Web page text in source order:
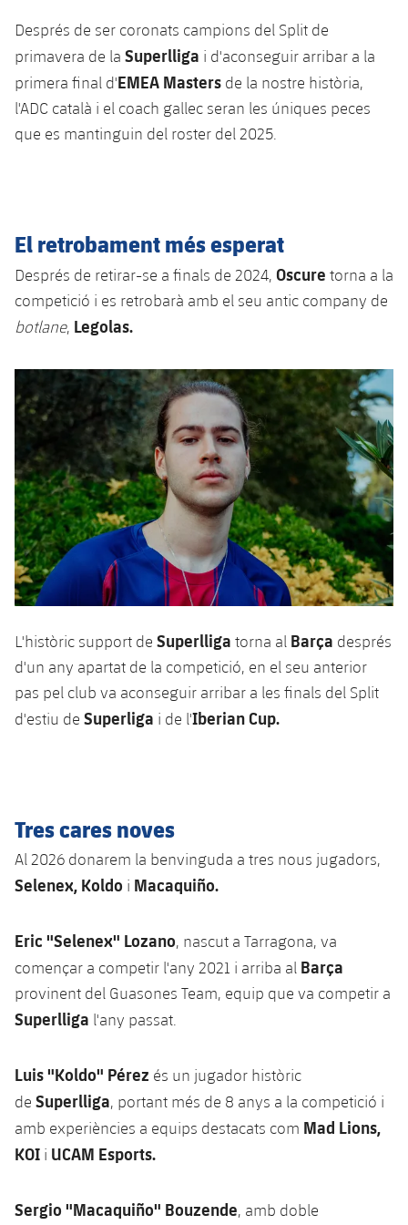
Fotos
Història
Palmarès
Juvenil
Infantil
Aleví
Notícies
Atletisme
plusicon
més
Actualitat
Masculí
Bàsquet en cadira de rodes
plusicon
més
Actualitat
Resultats
Classificació
Hockey gel
plusicon
més
Calendari
Resultats
Notícies
Hockey Herba Masculí
Hockey Herba Femení
Patinatge artístic
plusicon
més
Actualitat
Plantilla
Agenda
Escola de Patinatge
Rugby
plusicon
més
Actualitat
Jugadors
Calendari
Resultats
Classificació
Fotos
Voleibol
plusicon
Notícies
Voleibol masculí
Voleibol femení
Apunta't a les amateurs
plusicon
més
Apunta't a les amateurs
Carnet de l'Esportista Amateur
PLUSICON
MÉS
League of Legends
VALORANT Rising
eFootball
Després de ser coronats campions del Split de
primavera de la Superlliga i d'aconseguir arribar a la
primera final d'EMEA Masters de la nostre història,
l'ADC català i el coach gallec seran les úniques peces
que es mantinguin del roster del 2025.
El retrobament més esperat
Després de retirar-se a finals de 2024, Oscure torna a la
competició i es retrobarà amb el seu antic company de
botlane, Legolas.
L'històric support de Superlliga torna al Barça després
d'un any apartat de la competició, en el seu anterior
pas pel club va aconseguir arribar a les finals del Split
d'estiu de Superliga i de l'Iberian Cup.
Tres cares noves
Al 2026 donarem la benvinguda a tres nous jugadors,
Selenex, Koldo i Macaquiño.
Eric "Selenex" Lozano, nascut a Tarragona, va
començar a competir l'any 2021 i arriba al Barça
provinent del Guasones Team, equip que va competir a
Superlliga l'any passat.
Luis "Koldo" Pérez és un jugador històric
de Superlliga, portant més de 8 anys a la competició i
amb experiències a equips destacats com Mad Lions,
KOI i UCAM Esports.
Sergio "Macaquiño" Bouzende, amb doble